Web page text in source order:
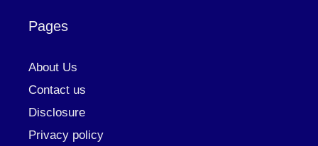
Pages
About Us
Contact us
Disclosure
Privacy policy